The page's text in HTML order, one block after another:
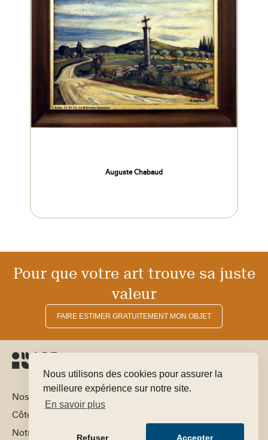
Nous utilisons des cookies pour assurer la
meilleure expérience sur notre site.
En savoir plus
Refuser Accepter
Auguste Chabaud
Pour que votre art trouve sa juste
valeur
FAIRE ESTIMER GRATUITEMENT MON OBJET
Nos domaines d’expertise
Côte par artiste
Notre équipe